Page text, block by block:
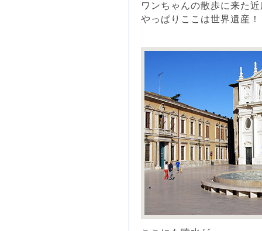
ワンちゃんの散歩に来た
やっぱりここは世界遺産！